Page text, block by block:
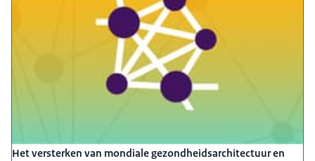
Het versterken van mondiale gezondheidsarchitectuur en